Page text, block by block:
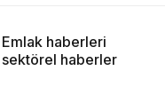
Emlak haberleri
sektörel haberler